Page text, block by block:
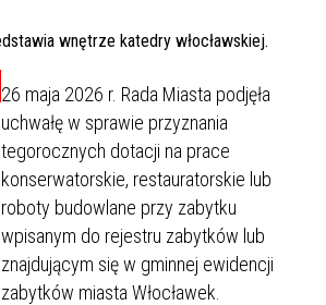
26 maja 2026 r. Rada Miasta podjęła
uchwałę w sprawie przyznania
tegorocznych dotacji na prace
konserwatorskie, restauratorskie lub
roboty budowlane przy zabytku
wpisanym do rejestru zabytków lub
znajdującym się w gminnej ewidencji
zabytków miasta Włocławek.